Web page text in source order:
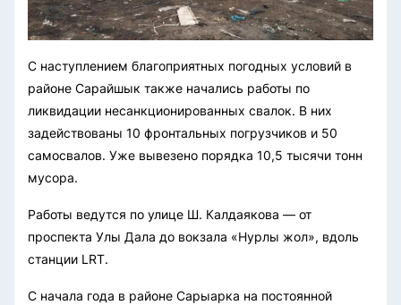
С наступлением благоприятных погодных условий в
районе Сарайшык также начались работы по
ликвидации несанкционированных свалок. В них
задействованы 10 фронтальных погрузчиков и 50
самосвалов. Уже вывезено порядка 10,5 тысячи тонн
мусора.
Работы ведутся по улице Ш. Калдаякова — от
проспекта Улы Дала до вокзала «Нурлы жол», вдоль
станции LRT.
С начала года в районе Сарыарка на постоянной